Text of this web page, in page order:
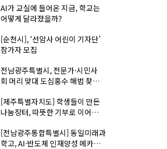
AI가 교실에 들어온 지금, 학교는
어떻게 달라졌을까?
[순천시], ‘선암사 어린이 기자단’
참가자 모집
전남광주특별시, 전문가·시민사
회 머리 맞대 도심홍수 해법 찾는
[제주특별자치도] 학생들이 만든
나눔장터, 따뜻한 기부로 이어지다
[전남광주통합특별시] 동일미래과
학고, AI·반도체 인재양성 메카로